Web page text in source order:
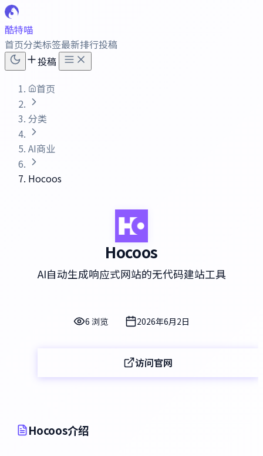
酷特喵
首页分类标签最新排行投稿
投稿
首页
分类
AI商业
Hocoos
Hocoos
AI自动生成响应式网站的无代码建站工具
6 浏览 2026年6月2日
访问官网
Hocoos介绍